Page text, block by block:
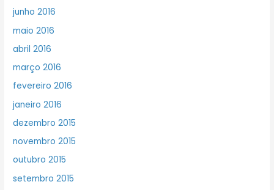
junho 2016
maio 2016
abril 2016
março 2016
fevereiro 2016
janeiro 2016
dezembro 2015
novembro 2015
outubro 2015
setembro 2015